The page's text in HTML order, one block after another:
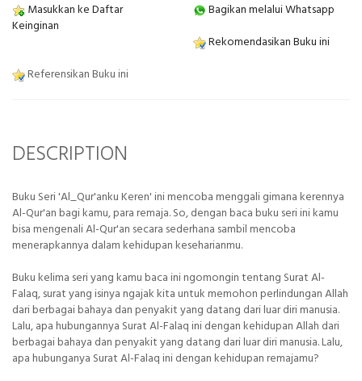
Masukkan ke Daftar
Keinginan
Bagikan melalui Whatsapp
Rekomendasikan Buku ini
Referensikan Buku ini
DESCRIPTION
Buku Seri 'Al_Qur'anku Keren' ini mencoba menggali gimana kerennya
Al-Qur'an bagi kamu, para remaja. So, dengan baca buku seri ini kamu
bisa mengenali Al-Qur'an secara sederhana sambil mencoba
menerapkannya dalam kehidupan keseharianmu.
Buku kelima seri yang kamu baca ini ngomongin tentang Surat Al-
Falaq, surat yang isinya ngajak kita untuk memohon perlindungan Allah
dari berbagai bahaya dan penyakit yang datang dari luar diri manusia.
Lalu, apa hubungannya Surat Al-Falaq ini dengan kehidupan Allah dari
berbagai bahaya dan penyakit yang datang dari luar diri manusia. Lalu,
apa hubunganya Surat Al-Falaq ini dengan kehidupan remajamu?